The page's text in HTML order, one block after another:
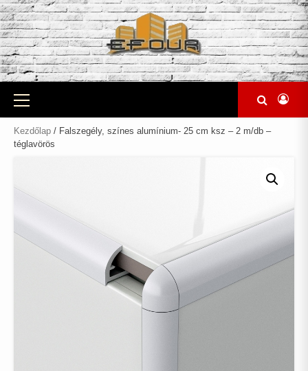
Skip
to
content
Primary
Menu
Kezdőlap / Falszegély, színes alumínium- 25 cm ksz – 2 m/db –
téglavörös